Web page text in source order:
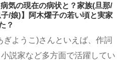
病気の現在の病状と？家族(旦那/
/娘)】阿木燿子の若い頃と実家
？
ぎようこ)さんといえば、作詞
説家など多方面で活躍してい